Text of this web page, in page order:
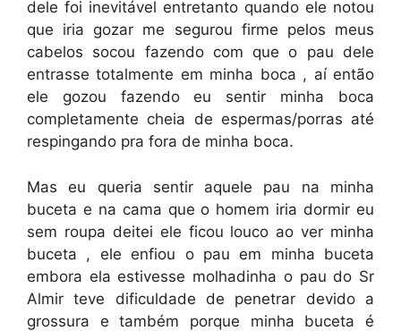
dele foi inevitável entretanto quando ele notou
que iria gozar me segurou firme pelos meus
cabelos socou fazendo com que o pau dele
entrasse totalmente em minha boca , aí então
ele gozou fazendo eu sentir minha boca
completamente cheia de espermas/porras até
respingando pra fora de minha boca.
Mas eu queria sentir aquele pau na minha
buceta e na cama que o homem iria dormir eu
sem roupa deitei ele ficou louco ao ver minha
buceta , ele enfiou o pau em minha buceta
embora ela estivesse molhadinha o pau do Sr
Almir teve dificuldade de penetrar devido a
grossura e também porque minha buceta é